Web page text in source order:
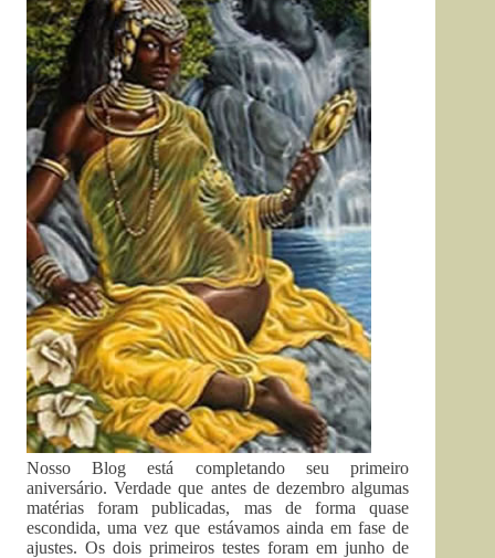
Nosso Blog está completando seu primeiro
aniversário. Verdade que antes de dezembro algumas
matérias foram publicadas, mas de forma quase
escondida, uma vez que estávamos ainda em fase de
ajustes. Os dois primeiros testes foram em junho de